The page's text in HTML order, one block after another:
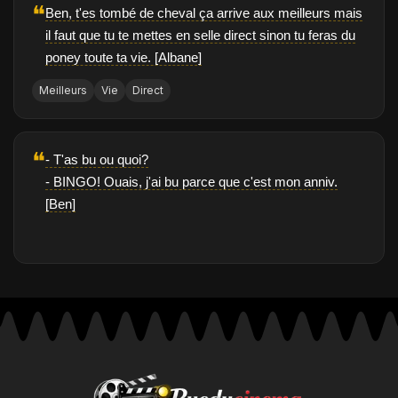
❝Ben, t'es tombé de cheval ça arrive aux meilleurs mais
il faut que tu te mettes en selle direct sinon tu feras du
poney toute ta vie. [Albane]
Meilleurs Vie Direct
❝- T'as bu ou quoi?
- BINGO! Ouais, j'ai bu parce que c'est mon anniv.
[Ben]